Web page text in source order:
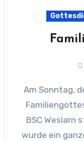
Am Sonntag, den 20.08. hat der traditionelle
BSC Weslarn
wurde ein